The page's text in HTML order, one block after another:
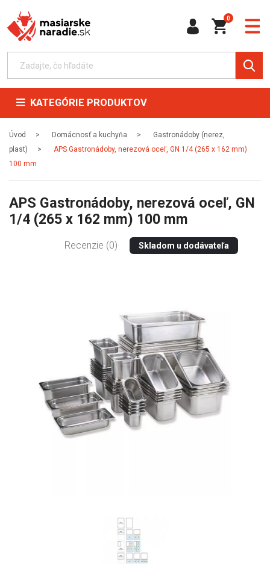
0
KATEGÓRIE PRODUKTOV
Úvod Domácnosť a kuchyňa
Gastronádoby (nerez,
plast)
APS Gastronádoby, nerezová oceľ, GN 1/4 (265 x 162 mm)
100 mm
APS Gastronádoby, nerezová oceľ, GN
1/4 (265 x 162 mm) 100 mm
Recenzie (0) Skladom u dodávateľa